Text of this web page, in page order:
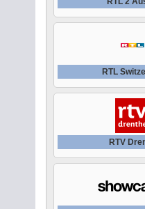
RTL
RTV